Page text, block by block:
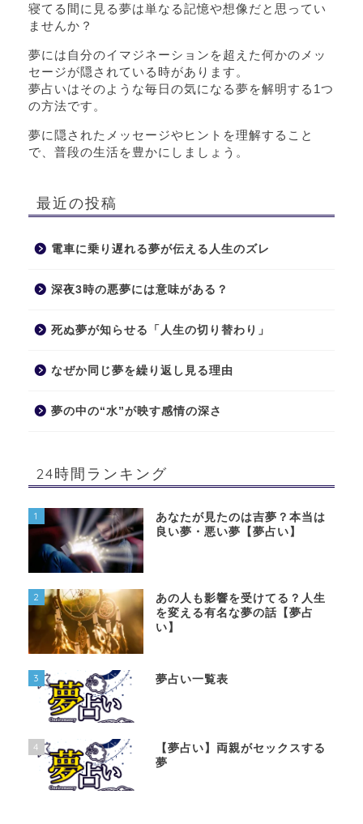
寝てる間に見る夢は単なる記憶や想像だと思ってい
ませんか？
夢には自分のイマジネーションを超えた何かのメッ
セージが隠されている時があります。
夢占いはそのような毎日の気になる夢を解明する1つ
の方法です。
夢に隠されたメッセージやヒントを理解すること
で、普段の生活を豊かにしましょう。
最近の投稿
電車に乗り遅れる夢が伝える人生のズレ
深夜3時の悪夢には意味がある？
死ぬ夢が知らせる「人生の切り替わり」
なぜか同じ夢を繰り返し見る理由
夢の中の“水”が映す感情の深さ
24時間ランキング
1
あなたが見たのは吉夢？本当は
良い夢・悪い夢【夢占い】
2
あの人も影響を受けてる？人生
を変える有名な夢の話【夢占
い】
3 夢占い一覧表
4
【夢占い】両親がセックスする
夢